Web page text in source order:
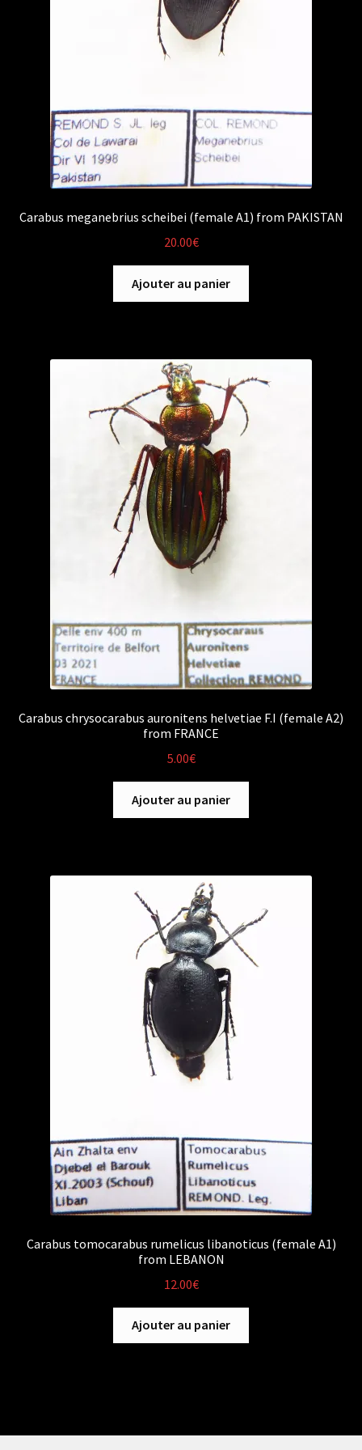
Carabus meganebrius scheibei (female A1) from PAKISTAN
20.00€
Ajouter au panier
Carabus chrysocarabus auronitens helvetiae F.I (female A2)
from FRANCE
5.00€
Ajouter au panier
Carabus tomocarabus rumelicus libanoticus (female A1)
from LEBANON
12.00€
Ajouter au panier